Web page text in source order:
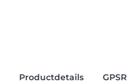
Productdetails GPSR